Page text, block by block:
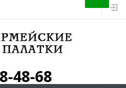
48-68
ФОРМУ И
ВАШИ